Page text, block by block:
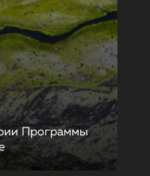
Программы